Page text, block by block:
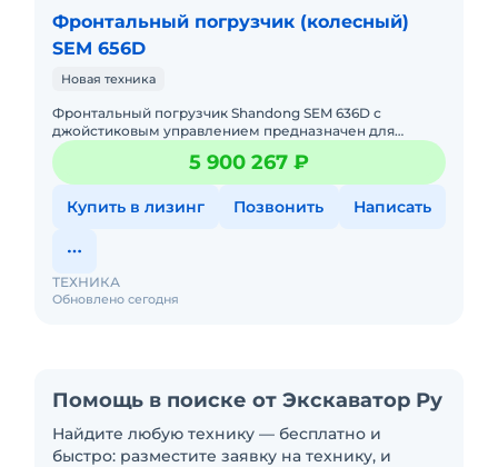
Фронтальный погрузчик (колесный)
SEM 656D
Новая техника
Фронтальный погрузчик Shandong SEM 636D с
джойстиковым управлением предназначен для
погрузки, перемещения и складирования сыпучих
материалов, таких как песок, щ
5 900 267 ₽
Купить в лизинг Позвонить Написать
Обновлено сегодня
ТЕХНИКА
Помощь в поиске от Экскаватор Ру
Найдите любую технику — бесплатно и
быстро: разместите заявку на технику, и